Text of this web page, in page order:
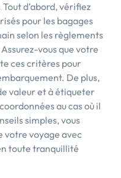
d’abord, vérifiez
pour les bagages
selon les règlements
vous que votre
ces critères pour
De plus,
valeur et à étiqueter
au cas où il
simples, vous
votre voyage avec
toute tranquillité